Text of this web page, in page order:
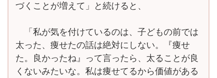
づくことが増えて」と続けると、
「私が気を付けているのは、子どもの前では
太った、痩せたの話は絶対にしない。『痩せ
た。良かったね』って言ったら、太ることが良
くないみたいな。私は痩せてるから価値がある